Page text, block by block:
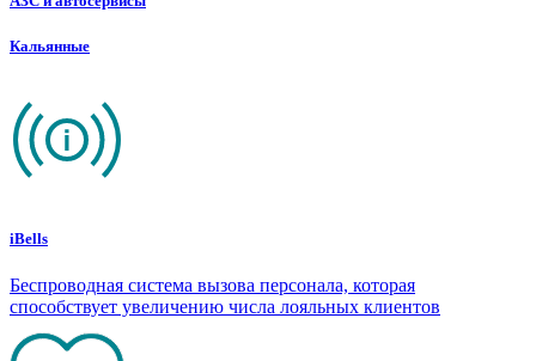
Кальянные
iBells
Беспроводная система вызова персонала, которая
способствует увеличению числа лояльных клиентов